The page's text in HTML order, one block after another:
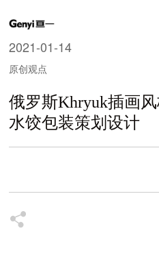
2021-01-14
原创观点
俄罗斯Khryuk插画
水饺包装策划设计